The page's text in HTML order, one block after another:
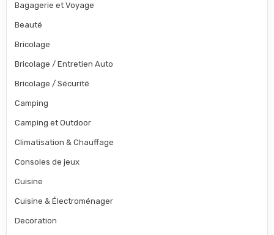
Bagagerie et Voyage
Beauté
Bricolage
Bricolage / Entretien Auto
Bricolage / Sécurité
Camping
Camping et Outdoor
Climatisation & Chauffage
Consoles de jeux
Cuisine
Cuisine & Électroménager
Decoration